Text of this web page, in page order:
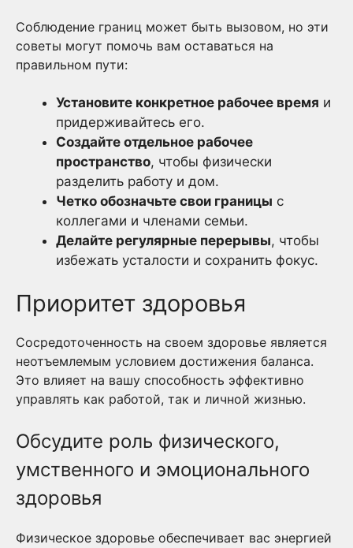
Соблюдение границ может быть вызовом, но эти
советы могут помочь вам оставаться на
правильном пути:
Установите конкретное рабочее время и
придерживайтесь его.
Создайте отдельное рабочее
пространство, чтобы физически
разделить работу и дом.
Четко обозначьте свои границы с
коллегами и членами семьи.
Делайте регулярные перерывы, чтобы
избежать усталости и сохранить фокус.
Приоритет здоровья
Сосредоточенность на своем здоровье является
неотъемлемым условием достижения баланса.
Это влияет на вашу способность эффективно
управлять как работой, так и личной жизнью.
Обсудите роль физического,
умственного и эмоционального
здоровья
Физическое здоровье обеспечивает вас энергией